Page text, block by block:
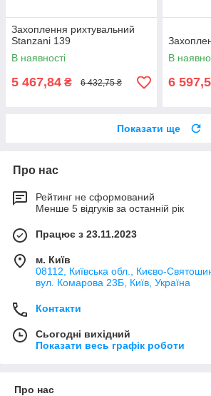
Захоплення рихтувальний
Stanzani 139
В наявності
5 467,84 ₴ 6 432,75 ₴
В
6
Показати ще
Про нас
Рейтинг не сформований
Менше 5 відгуків за останній рік
Працює з 23.11.2023
м. Київ
08112, Київська обл., Києво-
вул. Комарова 23Б, Київ, Україна
Контакти
Сьогодні вихідний
Показати весь графік роботи
Про нас